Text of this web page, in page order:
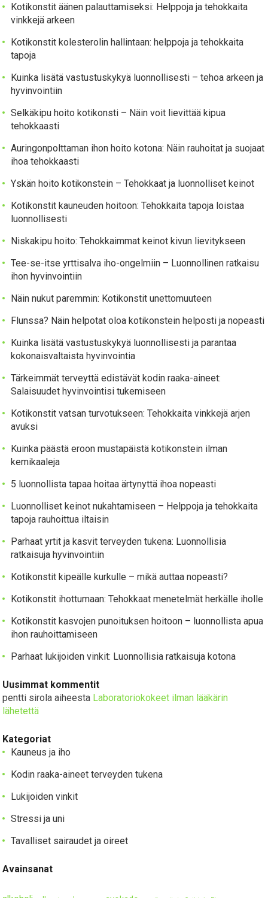
Kotikonstit äänen palauttamiseksi: Helppoja ja tehokkaita
vinkkejä arkeen
Kotikonstit kolesterolin hallintaan: helppoja ja tehokkaita
tapoja
Kuinka lisätä vastustuskykyä luonnollisesti – tehoa arkeen ja
hyvinvointiin
Selkäkipu hoito kotikonsti – Näin voit lievittää kipua
tehokkaasti
Auringonpolttaman ihon hoito kotona: Näin rauhoitat ja suojaat
ihoa tehokkaasti
Yskän hoito kotikonstein – Tehokkaat ja luonnolliset keinot
Kotikonstit kauneuden hoitoon: Tehokkaita tapoja loistaa
luonnollisesti
Niskakipu hoito: Tehokkaimmat keinot kivun lievitykseen
Tee-se-itse yrttisalva iho-ongelmiin – Luonnollinen ratkaisu
ihon hyvinvointiin
Näin nukut paremmin: Kotikonstit unettomuuteen
Flunssa? Näin helpotat oloa kotikonstein helposti ja nopeasti
Kuinka lisätä vastustuskykyä luonnollisesti ja parantaa
kokonaisvaltaista hyvinvointia
Tärkeimmät terveyttä edistävät kodin raaka-aineet:
Salaisuudet hyvinvointisi tukemiseen
Kotikonstit vatsan turvotukseen: Tehokkaita vinkkejä arjen
avuksi
Kuinka päästä eroon mustapäistä kotikonstein ilman
kemikaaleja
5 luonnollista tapaa hoitaa ärtynyttä ihoa nopeasti
Luonnolliset keinot nukahtamiseen – Helppoja ja tehokkaita
tapoja rauhoittua iltaisin
Parhaat yrtit ja kasvit terveyden tukena: Luonnollisia
ratkaisuja hyvinvointiin
Kotikonstit kipeälle kurkulle – mikä auttaa nopeasti?
Kotikonstit ihottumaan: Tehokkaat menetelmät herkälle iholle
Kotikonstit kasvojen punoituksen hoitoon – luonnollista apua
ihon rauhoittamiseen
Parhaat lukijoiden vinkit: Luonnollisia ratkaisuja kotona
Uusimmat kommentit
pentti sirola aiheesta Laboratoriokokeet ilman lääkärin
lähetettä
Kategoriat
Kauneus ja iho
Kodin raaka-aineet terveyden tukena
Lukijoiden vinkit
Stressi ja uni
Tavalliset sairaudet ja oireet
Avainsanat